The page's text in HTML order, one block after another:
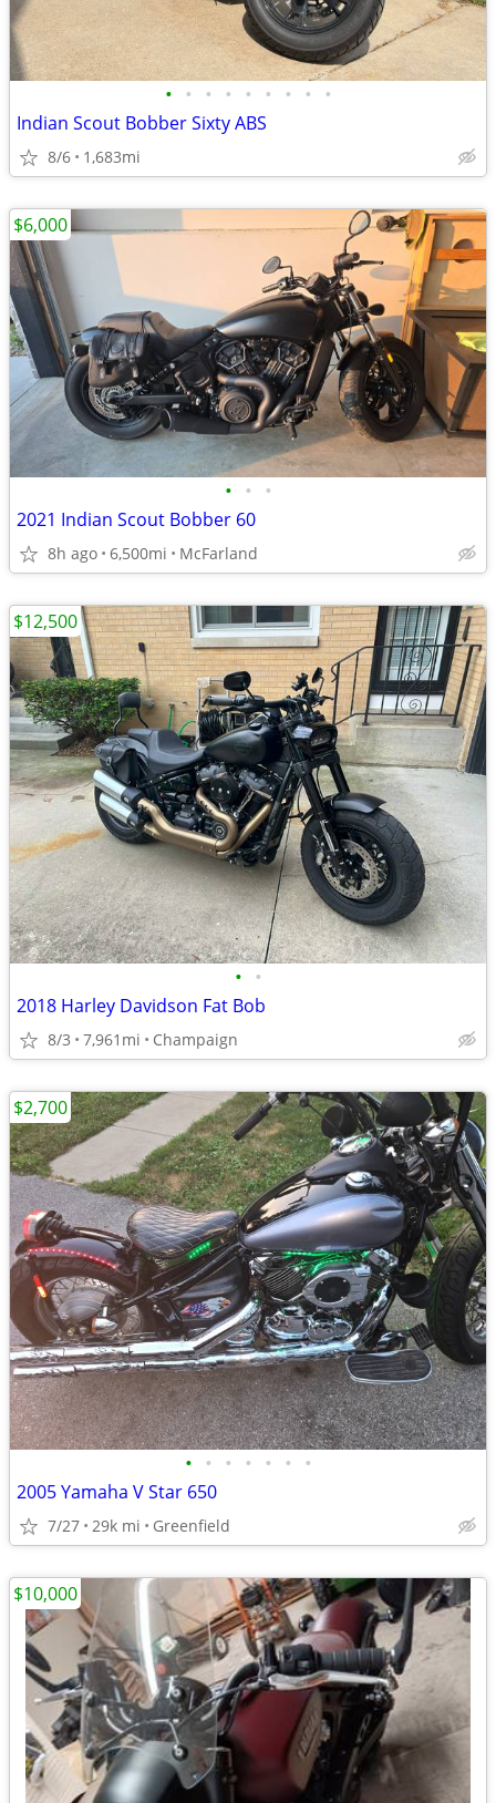
• • • • • • • • •
Indian Scout Bobber Sixty ABS
8/6 1,683mi
• • •
2021 Indian Scout Bobber 60
8h ago 6,500mi McFarland
$6,000
• •
2018 Harley Davidson Fat Bob
8/3 7,961mi Champaign
$12,500
• • • • • • •
2005 Yamaha V Star 650
7/27 29k mi Greenfield
$2,700
$10,000